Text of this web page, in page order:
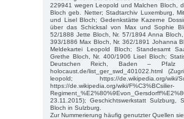
229941 wegen Leopold und Malchen Bloch,
Bloch geb. Netter; Stadtarchiv Luxemburg,
und Lisel Bloch; Gedenkstätte Kazerne
über das Schicksal von Max und Sophie
52/1888 Jette Bloch, Nr. 57/1894 Anna
393/1886 Max Bloch, Nr. 362/1891 Johanna
Meldekartei Leopold Bloch; Standesamt
Grethe Bloch, Nr. 400/1906 Lisel Bloch;
Deutschen Reich, Baden – Pfalz –
holocaust.de/list_ger_swd_401022.html
leopold; https://de.wikipedia.org/
https://de.wikipedia.org/wiki/F%C3%BCsilier-
23.11.2015); Geschichtswerkstatt Sulzburg,
Bloch in Sulzburg.
Zur Nummerierung häufig genutzter Quellen